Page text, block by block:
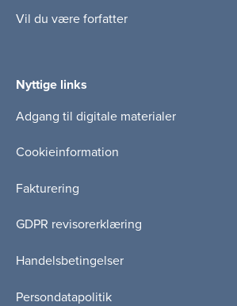
Vil du være forfatter
Nyttige links
Adgang til digitale materialer
Cookieinformation
Fakturering
GDPR revisorerklæring
Handelsbetingelser
Persondatapolitik